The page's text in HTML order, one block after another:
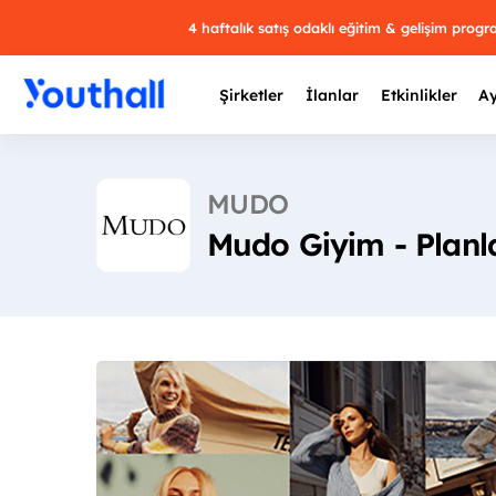
4 haftalık satış odaklı eğitim & gelişim
Şirketler İlanlar Etkinlikler
MUDO
Mudo Giyim -